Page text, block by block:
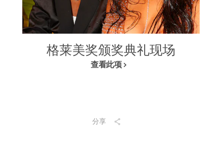
格莱美奖颁奖典礼现场
查看此项
分享